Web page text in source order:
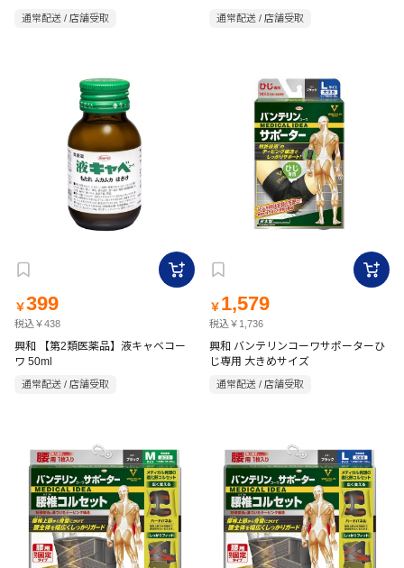
通常配送 / 店舗受取 通常配送 / 店舗受取
￥399
税込￥438
興和 【第2類医薬品】液キャベコー
ワ 50ml
通常配送 / 店舗受取
￥ 1,579
税込￥1,736
興和 バンテリンコーワサポーターひ
じ専用 大きめサイズ
通常配送 / 店舗受取